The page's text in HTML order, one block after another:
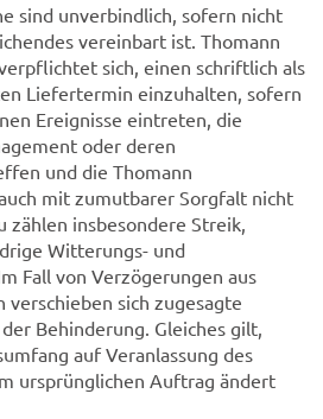
sind unverbindlich, sofern nicht
vereinbart ist. Thomann
sich, einen schriftlich als
Liefertermin einzuhalten, sofern
Ereignisse eintreten, die
oder deren
und die Thomann
mit zumutbarer Sorgfalt nicht
zählen insbesondere Streik,
Witterungs- und
Fall von Verzögerungen aus
sich zugesagte
Behinderung. Gleiches gilt,
auf Veranlassung des
ursprünglichen Auftrag ändert